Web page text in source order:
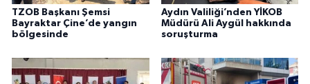
TZOB Başkanı Şemsi
Bayraktar Çine’de yangın
bölgesinde
Aydın Valiliği’nden YİKOB
Müdürü Ali Aygül hakkında
soruşturma